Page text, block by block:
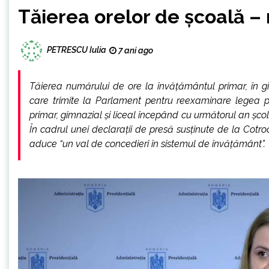
Tăierea orelor de școală –
PETRESCU Iulia 7 ani ago
Tăierea numărului de ore la învățământul primar, în
care trimite la Parlament pentru reexaminare legea
primar, gimnazial și liceal începând cu următorul an
În cadrul unei declarații de presă susținute de la
aduce “un val de concedieri în sistemul de învățământ”.